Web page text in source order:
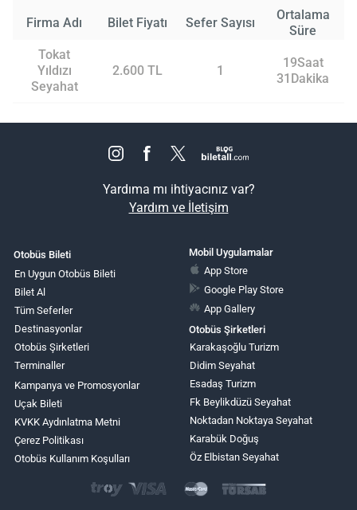
Firma Adı Bilet Fiyatı Sefer Sayısı
Ortalama
Süre
Tokat
Yıldızı
Seyahat
2.600 TL 1
19Saat
31Dakika
Yardıma mı ihtiyacınız var?
Yardım ve İletişim
Otobüs Bileti
En Uygun Otobüs Bileti
Bilet Al
Tüm Seferler
Destinasyonlar
Otobüs Şirketleri
Terminaller
Kampanya ve Promosyonlar
Uçak Bileti
KVKK Aydınlatma Metni
Çerez Politikası
Otobüs Kullanım Koşulları
Mobil Uygulamalar
App Store
Google Play Store
App Gallery
Otobüs Şirketleri
Karakaşoğlu Turizm
Didim Seyahat
Esadaş Turizm
Fk Beylikdüzü Seyahat
Noktadan Noktaya Seyahat
Karabük Doğuş
Öz Elbistan Seyahat